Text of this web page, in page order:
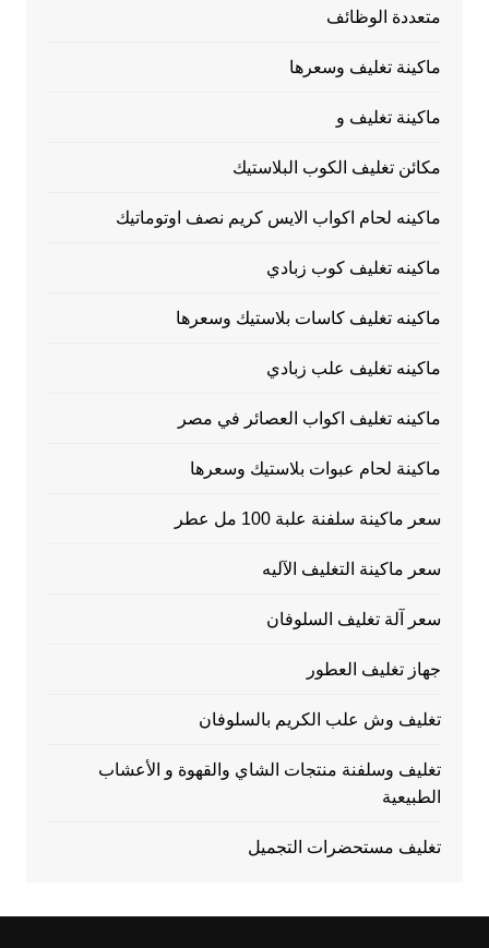
متعددة الوظائف
ماكينة تغليف وسعرها
ماكينة تغليف و
مكائن تغليف الكوب البلاستيك
ماكينه لحام اكواب الايس كريم نصف اوتوماتيك
ماكينه تغليف كوب زبادي
ماكينه تغليف كاسات بلاستيك وسعرها
ماكينه تغليف علب زبادي
ماكينه تغليف اكواب العصائر في مصر
ماكينة لحام عبوات بلاستيك وسعرها
سعر ماكينة سلفنة علبة 100 مل عطر
سعر ماكينة التغليف الآليه
سعر آلة تغليف السلوفان
جهاز تغليف العطور
تغليف وش علب الكريم بالسلوفان
تغليف وسلفنة منتجات الشاي والقهوة و الأعشاب
الطبيعية
تغليف مستحضرات التجميل